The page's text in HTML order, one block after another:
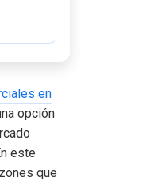
en
opción
este
que